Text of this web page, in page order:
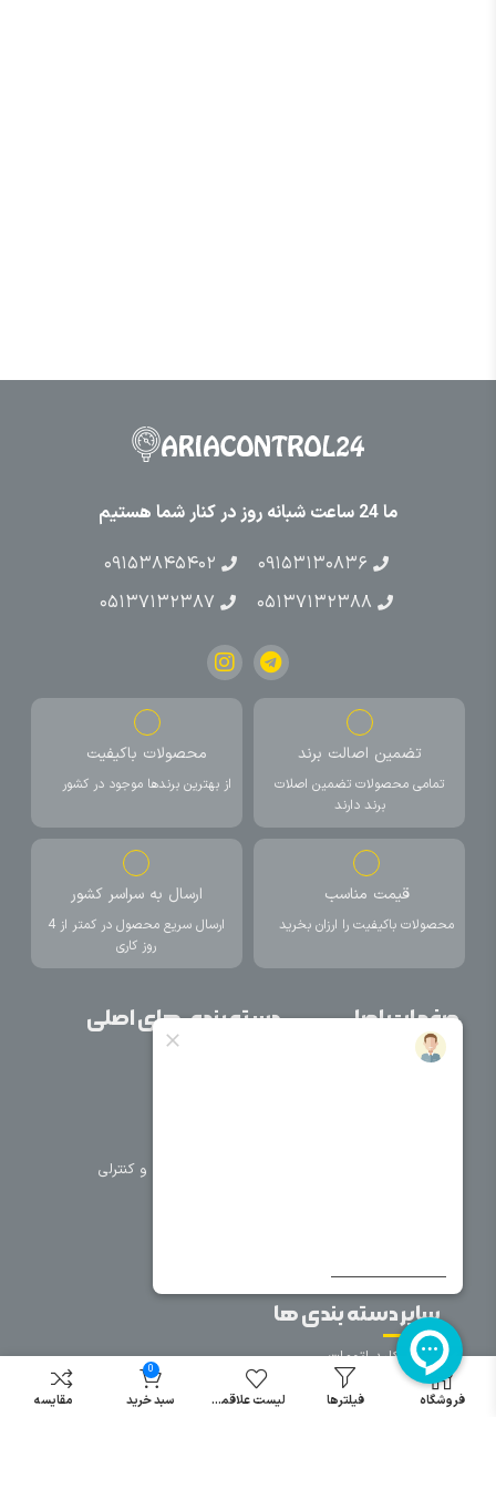
ما 24 ساعت شبانه روز در کنار شما هستیم
۰۹۱۵۳۱۳۰۸۳۶
۰۹۱۵۳۸۴۵۴۰۲
۰۵۱۳۷۱۳۲۳۸۸
۰۵۱۳۷۱۳۲۳۸۷
تضمین اصالت برند
تمامی محصولات تضمین اصلات
برند دارند
محصولات باکیفیت
از بهترین برندها موجود در کشور
قیمت مناسب
محصولات باکیفیت را ارزان بخرید
ارسال به سراسر کشور
ارسال سریع محصول در کمتر از 4
روز کاری
صفحات اصلی
خانه
دسته بندی های اصلی
تجهیزات حفاظتی و کنترلی
سایر دسته بندی ها
خرید کلید اتومات
خرید کنتاکتور
خرید فیوز
فروشگاه فیلترها لیست علاقمندی
0
سبد خرید مقایسه